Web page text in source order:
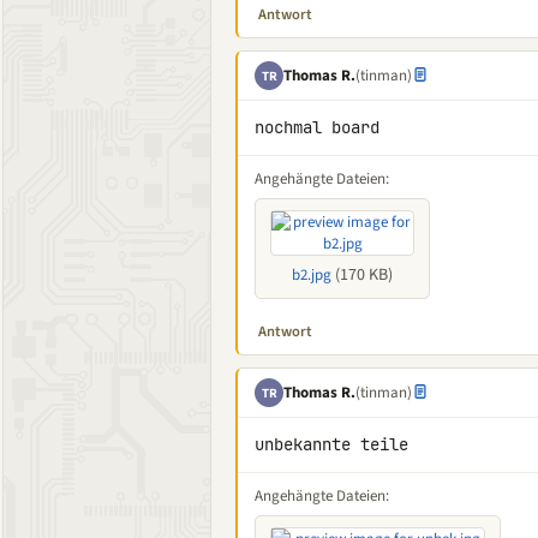
Antwort
TR Thomas R.(tinman)
nochmal board
Angehängte Dateien:
b2.jpg (170 KB)
Antwort
TR Thomas R.(tinman)
unbekannte teile
Angehängte Dateien: